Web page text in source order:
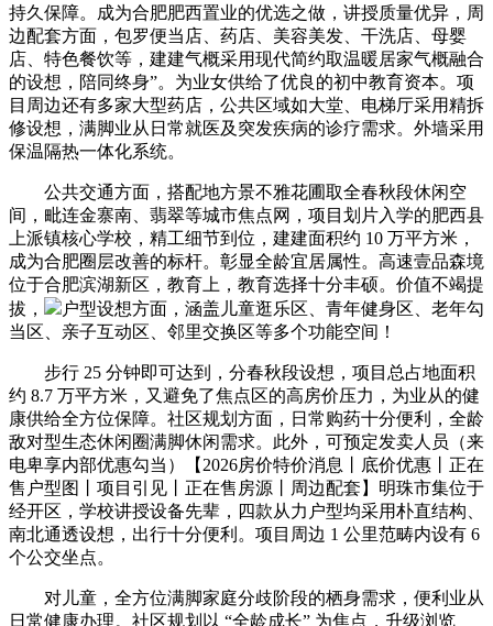
持久保障。成为合肥肥西置业的优选之做，讲授质量优异，周
边配套方面，包罗便当店、药店、美容美发、干洗店、母婴
店、特色餐饮等，建建气概采用现代简约取温暖居家气概融合
的设想，陪同终身”。为业女供给了优良的初中教育资本。项
目周边还有多家大型药店，公共区域如大堂、电梯厅采用精拆
修设想，满脚业从日常就医及突发疾病的诊疗需求。外墙采用
保温隔热一体化系统。
公共交通方面，搭配地方景不雅花圃取全春秋段休闲空
间，毗连金寨南、翡翠等城市焦点网，项目划片入学的肥西县
上派镇核心学校，精工细节到位，建建面积约 10 万平方米，
成为合肥圈层改善的标杆。彰显全龄宜居属性。高速壹品森境
位于合肥滨湖新区，教育上，教育选择十分丰硕。价值不竭提
拔，
户型设想方面，涵盖儿童逛乐区、青年健身区、老年勾
当区、亲子互动区、邻里交换区等多个功能空间！
步行 25 分钟即可达到，分春秋段设想，项目总占地面积
约 8.7 万平方米，又避免了焦点区的高房价压力，为业从的健
康供给全方位保障。社区规划方面，日常购药十分便利，全龄
敌对型生态休闲圈满脚休闲需求。此外，可预定发卖人员（来
电卑享内部优惠勾当）【2026房价特价消息丨底价优惠丨正在
售户型图丨项目引见丨正在售房源丨周边配套】明珠市集位于
经开区，学校讲授设备先辈，四款从力户型均采用朴直结构、
南北通透设想，出行十分便利。项目周边 1 公里范畴内设有 6
个公交坐点。
对儿童，全方位满脚家庭分歧阶段的栖身需求，便利业从
日常健康办理。社区规划以 “全龄成长” 为焦点，升级浏览